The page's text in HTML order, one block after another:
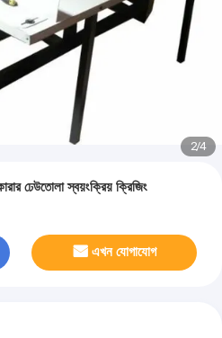
2/4
ঢেউতোলা স্বয়ংক্রিয় ক্রিজিং
এখন যোগাযোগ